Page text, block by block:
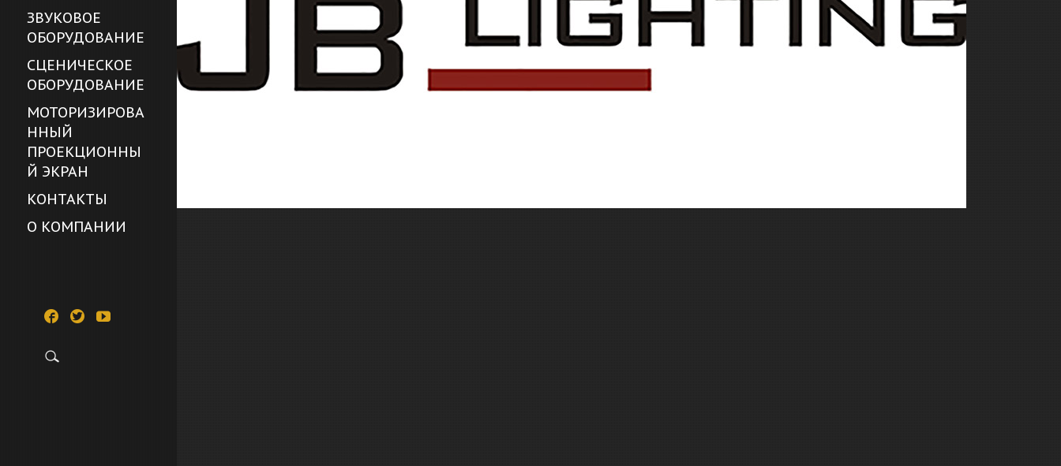
ЗВУКОВОЕ
ОБОРУДОВАНИЕ
СЦЕНИЧЕСКОЕ
ОБОРУДОВАНИЕ
МОТОРИЗИРОВА
ННЫЙ
ПРОЕКЦИОННЫ
Й ЭКРАН
КОНТАКТЫ
О КОМПАНИИ